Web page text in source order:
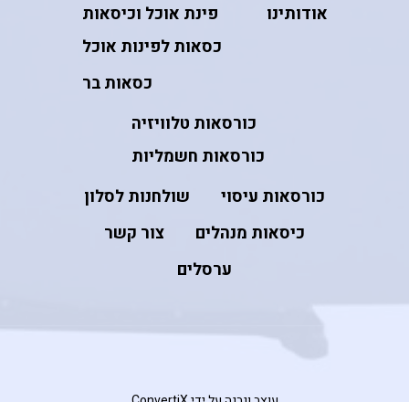
אודותינו
פינת אוכל וכיסאות
כסאות לפינות אוכל
כסאות בר
כורסאות טלוויזיה
כורסאות חשמליות
כורסאות עיסוי
שולחנות לסלון
כיסאות מנהלים
צור קשר
ערסלים